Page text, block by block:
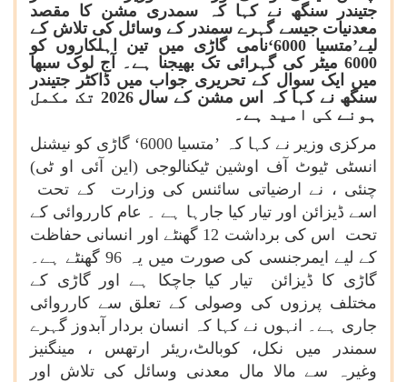
جتیندر سنگھ نے کہا کہ سمدری مشن کا مقصد
معدنیات جیسے گہرے سمندر کے وسائل کی تلاش کے
لیے’متسیا 6000‘نامی گاڑی میں تین اہلکاروں کو
6000 میٹر کی گہرائی تک بھیجنا ہے۔ آج لوک سبھا
میں ایک سوال کے تحریری جواب میں ڈاکٹر جتیندر
سنگھ نے کہا کہ اس مشن کے سال 2026 تک مکمل
ہونے کی امید ہے۔
مرکزی وزیر نے کہا کہ ’متسیا 6000‘ گاڑی کو نیشنل
انسٹی ٹیوٹ آف اوشین ٹیکنالوجی (این آئی او ٹی)
چنئی ، نے ارضیاتی سائنس کی وزارت کے تحت
اسے ڈیزائن اور تیار کیا جارہا ہے ۔ عام کارروائی کے
تحت اس کی برداشت 12 گھنٹے اور انسانی حفاظت
کے لیے ایمرجنسی کی صورت میں یہ 96 گھنٹے ہے۔
گاڑی کا ڈیزائن تیار کیا جاچکا ہے اور گاڑی کے
مختلف پرزوں کی وصولی کے تعلق سے کارروائی
جاری ہے۔ انہوں نے کہا کہ انسان بردار آبدوز گہرے
سمندر میں نکل، کوبالٹ،ریئر ارتھس ، مینگنیز
وغیرہ سے مالا مال معدنی وسائل کی تلاش اور